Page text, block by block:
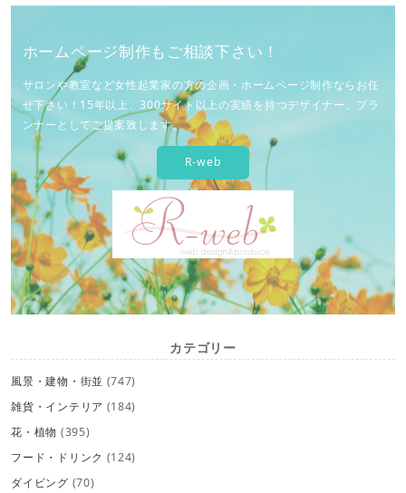
ホームページ制作もご相談下さい！
サロンや教室など女性起業家の方の企画・ホームページ制作ならお任
せ下さい！15年以上、300サイト以上の実績を持つデザイナー、プラ
ンナーとしてご提案致します。
R-web
カテゴリー
風景・建物・街並 (747)
雑貨・インテリア (184)
花・植物 (395)
フード・ドリンク (124)
ダイビング (70)